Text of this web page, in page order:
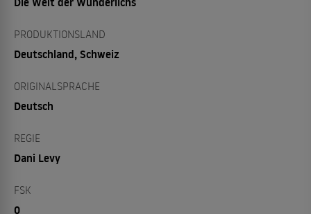
PRODUKTIONSLAND
Deutschland, Schweiz
ORIGINALSPRACHE
Deutsch
REGIE
Dani Levy
FSK
0